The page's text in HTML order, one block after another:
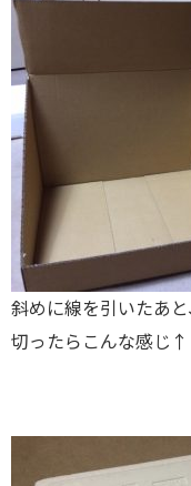
斜めに線を引いたあと
切ったらこんな感じ↑